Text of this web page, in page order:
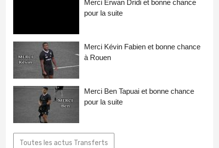
Merci Erwan Dridi et bonne chance
pour la suite
Merci Kévin Fabien et bonne chance
à Rouen
Merci Ben Tapuai et bonne chance
pour la suite
Toutes les actus Transferts